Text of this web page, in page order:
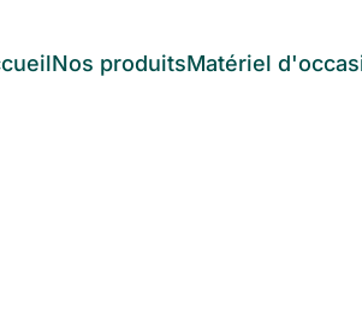
Nos produitsMatériel